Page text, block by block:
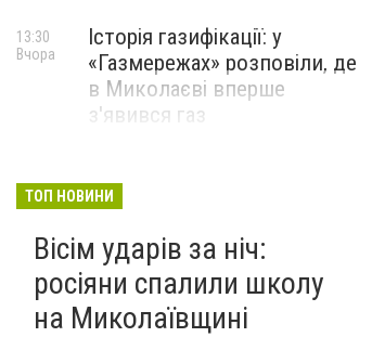
Історія газифікації: у
«Газмережах» розповіли, де
в Миколаєві вперше
з'явився газ
13:30
Вчора
Миколаєві 2026: шукаємо
перезавантаження
ПАРТНЕРСЬКИЙ СПЕЦПРОЄКТ
Вчора
ТОП НОВИНИ
Вісім ударів за ніч:
росіяни спалили школу
на Миколаївщині